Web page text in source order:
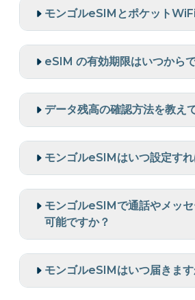
モンゴルeSIMとポケット
eSIM の有効期限はいつから
データ残高の確認方法を教え
モンゴルeSIMはいつ設定す
モンゴルeSIMで通話やメッ
可能ですか？
モンゴルeSIMはいつ届きます